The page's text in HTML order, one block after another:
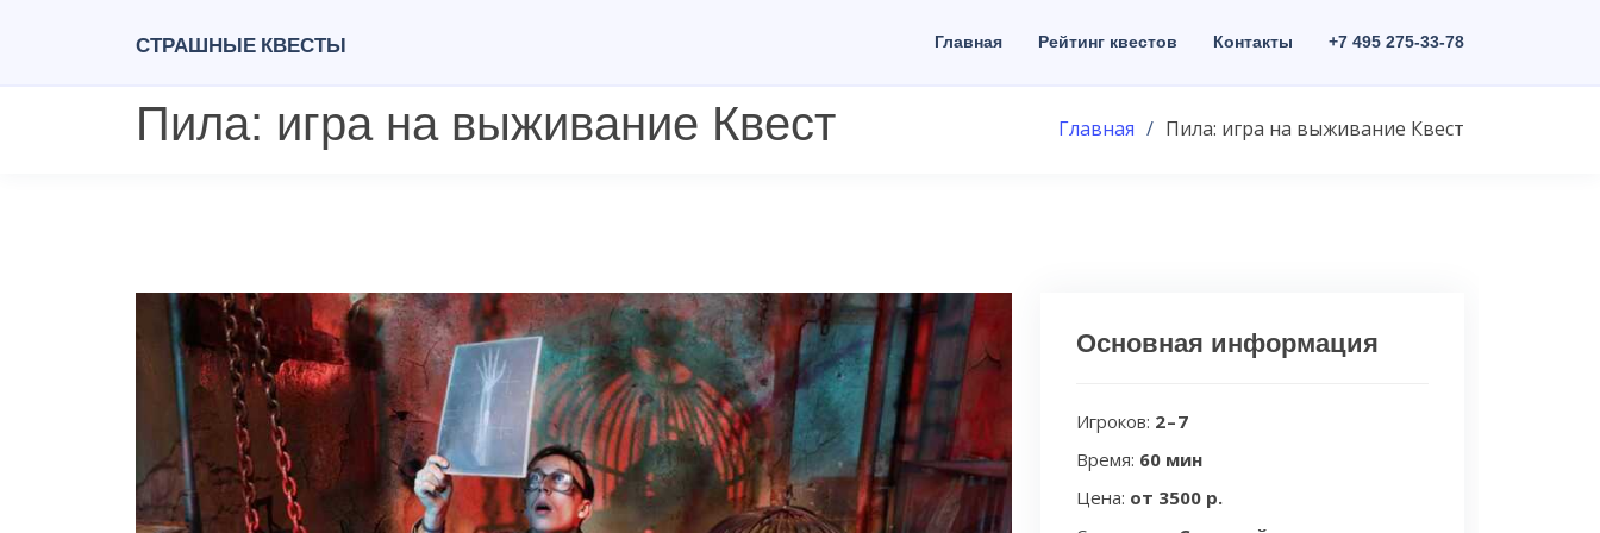
Страшные квесты Главная Рейтинг квестов Контакты +7 495 275-33-78
Пила: игра на выживание Квест Главная Пила: игра на выживание Квест
Основная информация
Игроков: 2 – 7
Время: 60 мин
Цена: от 3500 р.